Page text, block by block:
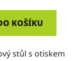
KOŠÍKU
stůl s otiskem